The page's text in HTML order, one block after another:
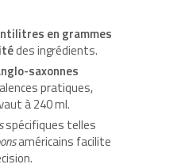
en grammes
des ingrédients.
saxonnes
pratiques,
à 240 ml.
spécifiques telles
américains facilite